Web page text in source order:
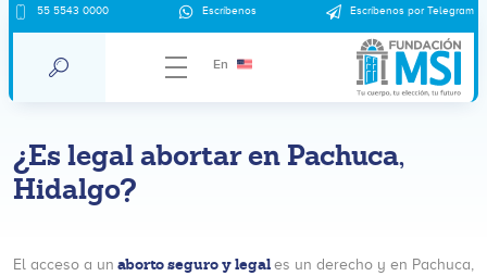
55 5543 0000 Escríbenos Escríbenos por Telegram
En
¿Es legal abortar en Pachuca,
Hidalgo?
El acceso a un aborto seguro y legal es un derecho y en Pachuca,